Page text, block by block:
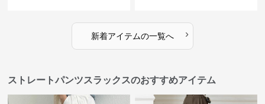
新着アイテムの一覧へ ›
ストレートパンツスラックスのおすすめアイテム